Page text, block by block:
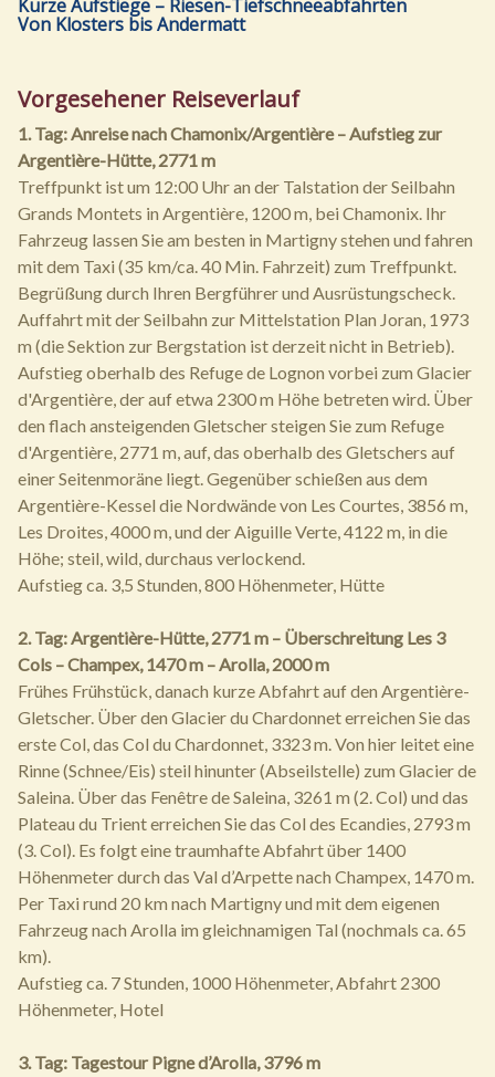
Kurze Aufstiege – Riesen-Tiefschneeabfahrten
Von Klosters bis Andermatt
Vorgesehener Reiseverlauf
1. Tag: Anreise nach Chamonix/Argentière – Aufstieg zur
Argentière-Hütte, 2771 m
Treffpunkt ist um 12:00 Uhr an der Talstation der Seilbahn
Grands Montets in Argentière, 1200 m, bei Chamonix. Ihr
Fahrzeug lassen Sie am besten in Martigny stehen und fahren
mit dem Taxi (35 km/ca. 40 Min. Fahrzeit) zum Treffpunkt.
Begrüßung durch Ihren Bergführer und Ausrüstungscheck.
Auffahrt mit der Seilbahn zur Mittelstation Plan Joran, 1973
m (die Sektion zur Bergstation ist derzeit nicht in Betrieb).
Aufstieg oberhalb des Refuge de Lognon vorbei zum Glacier
d'Argentière, der auf etwa 2300 m Höhe betreten wird. Über
den flach ansteigenden Gletscher steigen Sie zum Refuge
d'Argentière, 2771 m, auf, das oberhalb des Gletschers auf
einer Seitenmoräne liegt. Gegenüber schießen aus dem
Argentière-Kessel die Nordwände von Les Courtes, 3856 m,
Les Droites, 4000 m, und der Aiguille Verte, 4122 m, in die
Höhe; steil, wild, durchaus verlockend.
Aufstieg ca. 3,5 Stunden, 800 Höhenmeter, Hütte
2. Tag: Argentière-Hütte, 2771 m – Überschreitung Les 3
Cols – Champex, 1470 m – Arolla, 2000 m
Frühes Frühstück, danach kurze Abfahrt auf den Argentière-
Gletscher. Über den Glacier du Chardonnet erreichen Sie das
erste Col, das Col du Chardonnet, 3323 m. Von hier leitet eine
Rinne (Schnee/Eis) steil hinunter (Abseilstelle) zum Glacier de
Saleina. Über das Fenêtre de Saleina, 3261 m (2. Col) und das
Plateau du Trient erreichen Sie das Col des Ecandies, 2793 m
(3. Col). Es folgt eine traumhafte Abfahrt über 1400
Höhenmeter durch das Val d’Arpette nach Champex, 1470 m.
Per Taxi rund 20 km nach Martigny und mit dem eigenen
Fahrzeug nach Arolla im gleichnamigen Tal (nochmals ca. 65
km).
Aufstieg ca. 7 Stunden, 1000 Höhenmeter, Abfahrt 2300
Höhenmeter, Hotel
3. Tag: Tagestour Pigne d’Arolla, 3796 m